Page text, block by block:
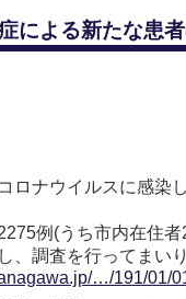
による新たな患
ロナウイルスに感染
例(うち市内在住
、調査を行ってまいり
…/191/01/